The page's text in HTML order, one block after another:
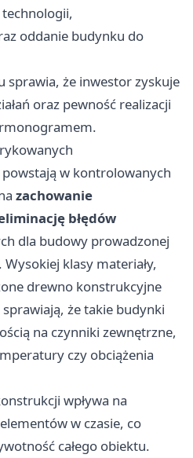
oddanie budynku do
sprawia, że inwestor zyskuje
oraz pewność realizacji
w kontrolowanych
zachowanie
błędów
dla budowy prowadzonej
klasy materiały,
drewno konstrukcyjne
sprawiają, że takie budynki
na czynniki zewnętrzne,
czy obciążenia
wpływa na
w czasie, co
całego obiektu.